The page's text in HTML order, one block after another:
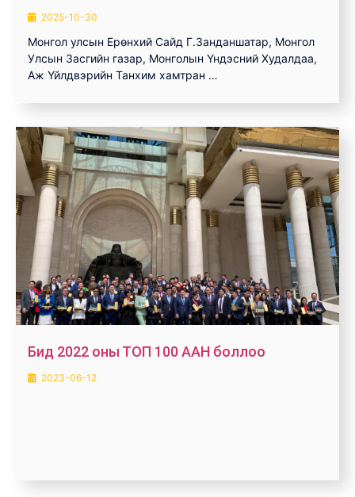
2025-10-30
Монгол улсын Ерөнхий Сайд Г.Занданшатар, Монгол
Улсын Засгийн газар, Монголын Үндэсний Худалдаа,
Аж Үйлдвэрийн Танхим хамтран …
Бид 2022 оны ТОП 100 ААН боллоо
2023-06-12